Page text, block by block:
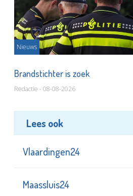
Nieuws
Brandstichter is zoek
Redactie - 08-08-2026
Lees ook
Vlaardingen24
Maassluis24